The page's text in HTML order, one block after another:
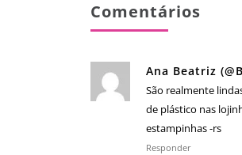
Comentários
Ana Beatriz
São realmente
de plástico nas
estampinhas -rs
Responder